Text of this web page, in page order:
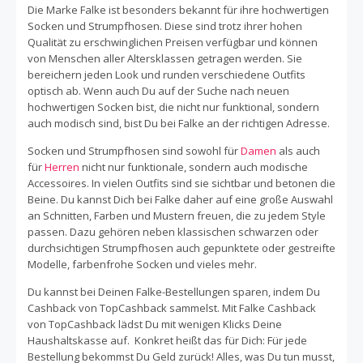
Und jetzt kannst Du beim Einkaufen im Falke Online Shop
Geld sparen, indem Du Cashback auf Deinen Einkauf
sammelst! Dafür einfach und schnell bei TopCashback
registrieren, über unsere Falke Händlerseite auf den Falke
Online Shop gehen und wie gewohnt einkaufen, sodass
wir Dein Cashback automatisch erfassen können.
Die Marke Falke ist besonders bekannt für ihre hochwertigen
Socken und Strumpfhosen. Diese sind trotz ihrer hohen
Qualität zu erschwinglichen Preisen verfügbar und können
von Menschen aller Altersklassen getragen werden. Sie
bereichern jeden Look und runden verschiedene Outfits
optisch ab. Wenn auch Du auf der Suche nach neuen
hochwertigen Socken bist, die nicht nur funktional, sondern
auch modisch sind, bist Du bei Falke an der richtigen Adresse.
Socken und Strumpfhosen sind sowohl fürDamen als auch
fürHerren nicht nur funktionale, sondern auch modische
Accessoires. In vielen Outfits sind sie sichtbar und betonen die
Beine. Du kannst Dich bei Falke daher auf eine große Auswahl
an Schnitten, Farben und Mustern freuen, die zu jedem Style
passen. Dazu gehören neben klassischen schwarzen oder
durchsichtigen Strumpfhosen auch gepunktete oder gestreifte
Modelle, farbenfrohe Socken und vieles mehr.
Du kannst bei Deinen Falke-Bestellungen sparen, indem Du
Cashback von TopCashback sammelst. Mit Falke Cashback
von TopCashback lädst Du mit wenigen Klicks Deine
Haushaltskasse auf. Konkret heißt das für Dich: Für jede
Bestellung bekommst Du Geld zurück! Alles, was Du tun musst,